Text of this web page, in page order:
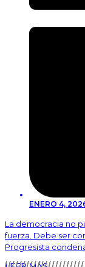
ENERO 4,
La democracia no
fuerza. Debe ser
Progresista